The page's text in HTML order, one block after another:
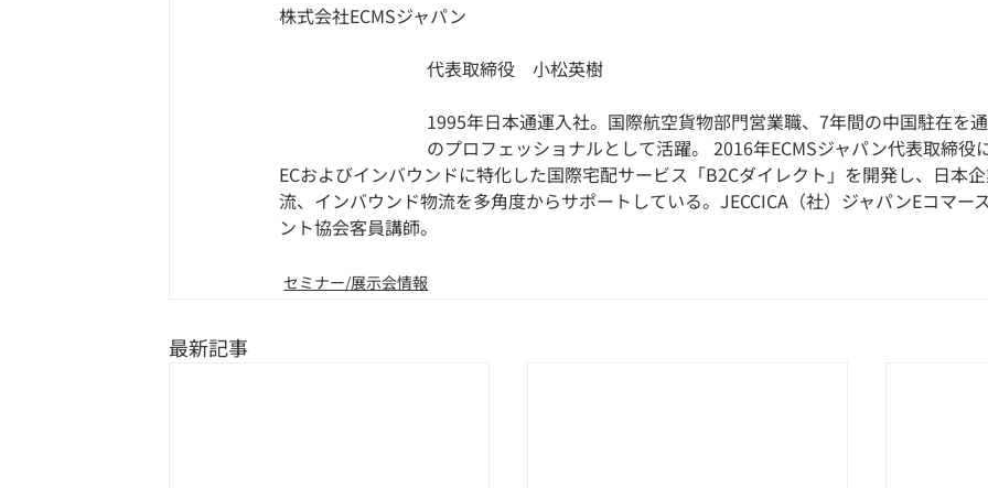
株式会社ECMSジャパン
代表取締役　小松英樹
1995年日本通運入社。国際航空貨物部門営業職、7年間の中国駐在を
のプロフェッショナルとして活躍。 2016年ECMSジャパン代表取締役
ECおよびインバウンドに特化した国際宅配サービス「B2Cダイレクト」を開発し、日本
流、インバウンド物流を多角度からサポートしている。JECCICA（社）ジャパンEコマー
ント協会客員講師。
セミナー/展示会情報
最新記事